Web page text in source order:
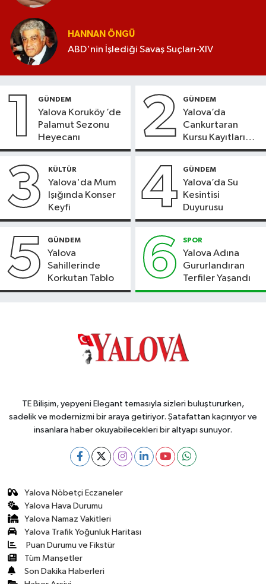
HANNAN ÖNGÜ
ABD'nin İşlediği Savaş Suçları-XIV
1 GÜNDEM
Yalova Koruköy ’de
Palamut Sezonu
Heyecanı
2 GÜNDEM
Yalova’da
Cankurtaran
Kursu Kayıtları
Başladı
3 KÜLTÜR
Yalova'da Mum
Işığında Konser
Keyfi
4 GÜNDEM
Yalova’da Su
Kesintisi
Duyurusu
5 GÜNDEM
Yalova
Sahillerinde
Korkutan Tablo
6 SPOR
Yalova Adına
Gururlandıran
Terfiler Yaşandı
TE Bilişim, yepyeni Elegant temasıyla sizleri buluştururken,
sadelik ve modernizmi bir araya getiriyor. Şatafattan kaçınıyor ve
insanlara haber okuyabilecekleri bir altyapı sunuyor.
Yalova Nöbetçi Eczaneler
Yalova Hava Durumu
Yalova Namaz Vakitleri
Yalova Trafik Yoğunluk Haritası
Puan Durumu ve Fikstür
Tüm Manşetler
Son Dakika Haberleri